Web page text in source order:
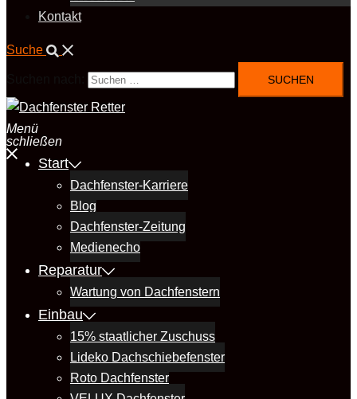
Kontakt
Suche
Menü
schließen
Start
Dachfenster-Karriere
Blog
Dachfenster-Zeitung
Medienecho
Reparatur
Wartung von Dachfenstern
Einbau
15% staatlicher Zuschuss
Lideko Dachschiebefenster
Roto Dachfenster